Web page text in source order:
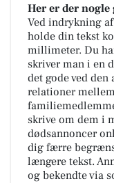
Her er der nogle
Ved indrykning
holde din tekst
millimeter. Du
skriver man i en
det gode ved
relationer
skrive om dem i
dødsannoncer
dig færre
længere tekst.
og bekendte via